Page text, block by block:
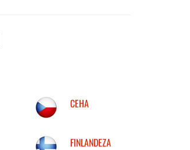
CEHA
FINLANDEZA